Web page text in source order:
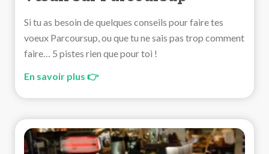
Si tu as besoin de quelques conseils pour faire tes
voeux Parcoursup, ou que tu ne sais pas trop comment
faire… 5 pistes rien que pour toi !
En savoir plus 👉